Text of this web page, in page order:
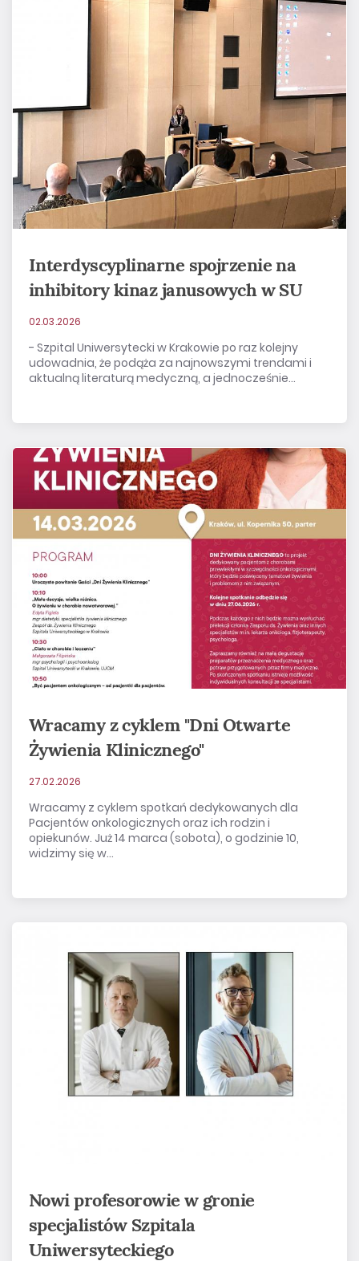
Interdyscyplinarne spojrzenie na
inhibitory kinaz janusowych w SU
02.03.2026
- Szpital Uniwersytecki w Krakowie po raz kolejny
udowadnia, że podąża za najnowszymi trendami i
aktualną literaturą medyczną, a jednocześnie...
Wracamy z cyklem "Dni Otwarte
Żywienia Klinicznego"
27.02.2026
Wracamy z cyklem spotkań dedykowanych dla
Pacjentów onkologicznych oraz ich rodzin i
opiekunów. Już 14 marca (sobota), o godzinie 10,
widzimy się w...
Nowi profesorowie w gronie
specjalistów Szpitala
Uniwersyteckiego